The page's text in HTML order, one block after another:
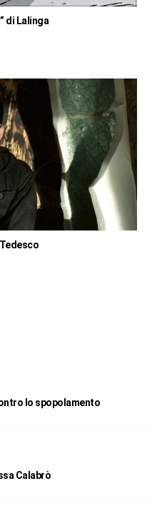
di Lalinga
lo spopolamento
Calabrò